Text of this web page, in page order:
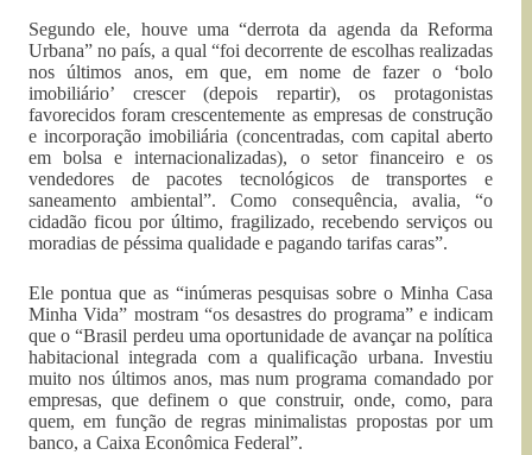
Segundo ele, houve uma “derrota da agenda da Reforma
Urbana” no país, a qual “foi decorrente de escolhas realizadas
nos últimos anos, em que, em nome de fazer o ‘bolo
imobiliário’ crescer (depois repartir), os protagonistas
favorecidos foram crescentemente as empresas de construção
e incorporação imobiliária (concentradas, com capital aberto
em bolsa e internacionalizadas), o setor financeiro e os
vendedores de pacotes tecnológicos de transportes e
saneamento ambiental”. Como consequência, avalia, “o
cidadão ficou por último, fragilizado, recebendo serviços ou
moradias de péssima qualidade e pagando tarifas caras”.
Ele pontua que as “inúmeras pesquisas sobre o Minha Casa
Minha Vida” mostram “os desastres do programa” e indicam
que o “Brasil perdeu uma oportunidade de avançar na política
habitacional integrada com a qualificação urbana. Investiu
muito nos últimos anos, mas num programa comandado por
empresas, que definem o que construir, onde, como, para
quem, em função de regras minimalistas propostas por um
banco, a Caixa Econômica Federal”.